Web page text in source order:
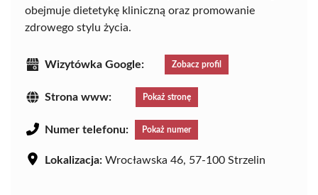
obejmuje dietetykę kliniczną oraz promowanie
zdrowego stylu życia.
Wizytówka Google: Zobacz profil
Strona www: Pokaż stronę
Numer telefonu: Pokaż numer
Lokalizacja: Wrocławska 46, 57-100 Strzelin